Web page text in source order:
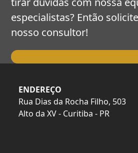
buttons
especialistas? Então
nosso consultor!
ENDEREÇO
Rua Dias da Rocha Filho, 503
Alto da XV - Curitiba - PR